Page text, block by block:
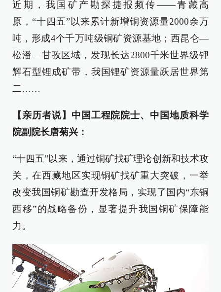
近期，我国矿产勘探捷报频传——青藏高
原，“十四五”以来累计新增铜资源量2000余万
吨，形成4个千万吨级铜矿资源基地；西昆仑—
松潘—甘孜区域，发现长达2800千米世界级锂
辉石型锂成矿带，我国锂矿资源量跃居世界第
二……
【亲历者说】中国工程院院士、中国地质科学
院副院长唐菊兴：
“十四五”以来，通过铜矿找矿理论创新和技术攻
关，在西藏地区实现铜矿找矿重大突破，一举
改变我国铜矿勘查开发格局，实现了国内“东铜
西移”的战略备份，显著提升我国铜矿保障能
力。